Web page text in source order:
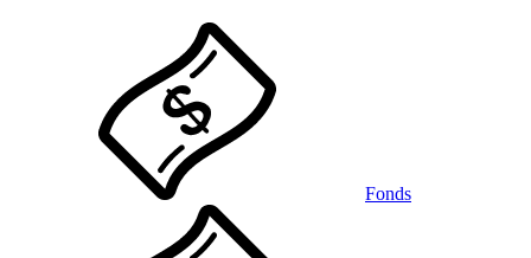
Fonds